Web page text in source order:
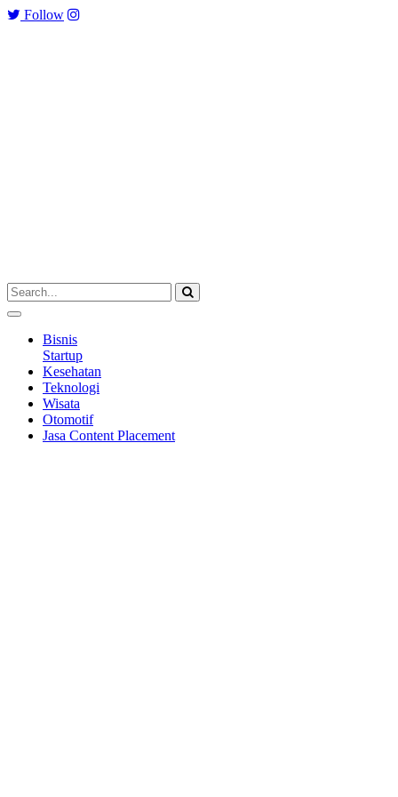
Follow
Bisnis
Startup
Kesehatan
Teknologi
Wisata
Otomotif
Jasa Content Placement